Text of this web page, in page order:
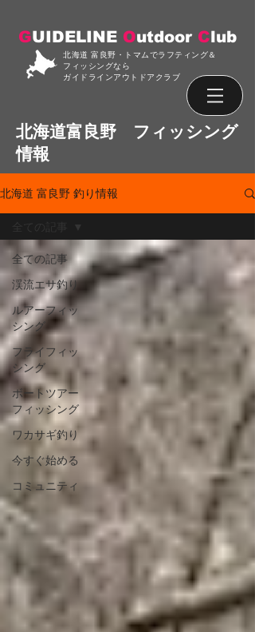
GUIDELINE Outdoor Club
北海道 富良野・トマムでラフティング＆
フィッシングなら
ガイドラインアウトドアクラブ
北海道富良野 フィッシング
情報
北海道 富良野 釣り情報
全ての記事
渓流エサ釣り
ルアーフィッ
シング
フライフィッ
シング
ボートツアー
フィッシング
ワカサギ釣り
今すぐ始める
コミュニティ